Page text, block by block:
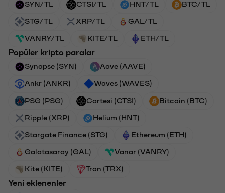
SYN/TL CTSI/TL HNT/TL BTC/TL
STG/TL XRP/TL GAL/TL
VANRY/TL KITE/TL ETH/TL
Popüler kripto paralar
Synapse (SYN) Aave (AAVE)
Ankr (ANKR) Waves (WAVES)
PSG (PSG) Cartesi (CTSI) Bitcoin (BTC)
Ripple (XRP) Helium (HNT)
Stargate Finance (STG) Ethereum (ETH)
Galatasaray (GAL) Vanar (VANRY)
Kite (KITE) Tron (TRX)
Yeni eklenenler